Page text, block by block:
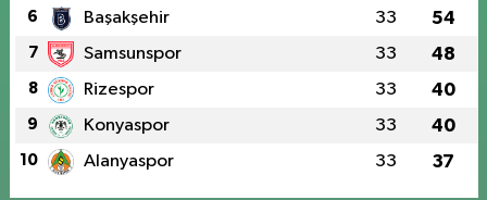
6 Başakşehir 33 54
7 Samsunspor 33 48
8 Rizespor 33 40
9 Konyaspor 33 40
10 Alanyaspor 33 37